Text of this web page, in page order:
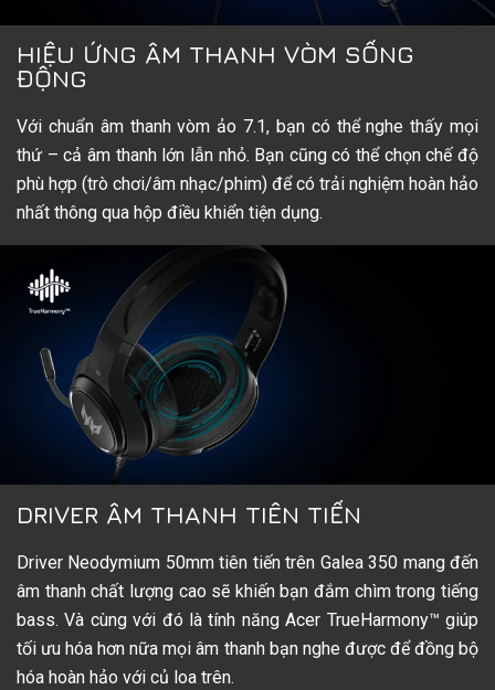
HIỆU ỨNG ÂM THANH VÒM SỐNG
ĐỘNG
Với chuẩn âm thanh vòm ảo 7.1, bạn có thể nghe thấy mọi
thứ – cả âm thanh lớn lẫn nhỏ. Bạn cũng có thể chọn chế độ
phù hợp (trò chơi/âm nhạc/phim) để có trải nghiệm hoàn hảo
nhất thông qua hộp điều khiển tiện dụng.
DRIVER ÂM THANH TIÊN TIẾN
Driver Neodymium 50mm tiên tiến trên Galea 350 mang đến
âm thanh chất lượng cao sẽ khiến bạn đắm chìm trong tiếng
bass. Và cùng với đó là tính năng Acer TrueHarmony™ giúp
tối ưu hóa hơn nữa mọi âm thanh bạn nghe được để đồng bộ
hóa hoàn hảo với củ loa trên.